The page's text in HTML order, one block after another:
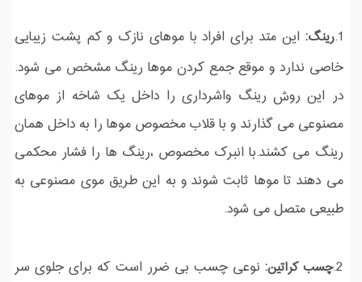
1. رینگ: این متد برای افراد با موهای نازک و کم پشت زیبایی
خاصی ندارد و موقع جمع کردن موها رینگ مشخص می شود.
در این روش رینگ واشرداری را داخل یک شاخه از موهای
مصنوعی می گذارند و با قلاب مخصوص موها را به داخل همان
رینگ می کشند.با انبرک مخصوص ،رینگ ها را فشار محکمی
می دهند تا موها ثابت شوند و به این طریق موی مصنوعی به
طبیعی متصل می شود.
2.چسب کراتین:نوعی چسب بی ضرر است که برای جلوی سر